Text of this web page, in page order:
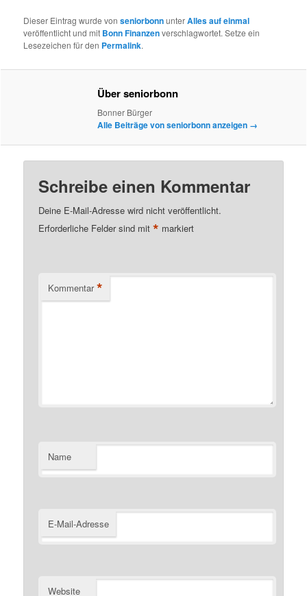
Dieser Eintrag wurde vonseniorbonnunterAlles auf einmal
veröffentlicht und mit Bonn Finanzenverschlagwortet. Setze ein
Lesezeichen für den Permalink.
Über seniorbonn
Bonner Bürger
Alle Beiträge von seniorbonn anzeigen →
Schreibe einen Kommentar
Deine E-Mail-Adresse wird nicht veröffentlicht.
Erforderliche Felder sind mit* markiert
Kommentar *
Name
E-Mail-Adresse
Website